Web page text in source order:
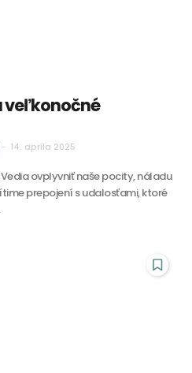
veľkonočné
- 14. apríla 2025
ovplyvniť naše pocity, náladu
prepojení s udalosťami, ktoré